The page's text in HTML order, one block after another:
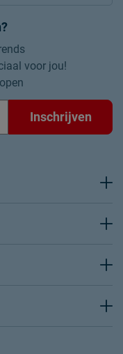
voor jou!
Inschrijven